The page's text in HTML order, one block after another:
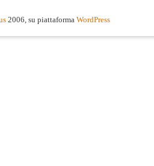
2006, su piattaforma WordPress